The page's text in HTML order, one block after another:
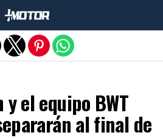
y el equipo BWT
al final de
la versión móvil